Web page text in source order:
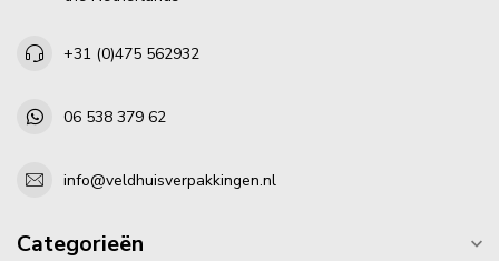
+31 (0)475 562932
06 538 379 62
info@veldhuisverpakkingen.nl
Categorieën